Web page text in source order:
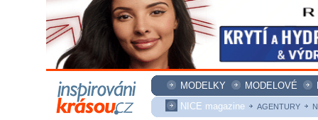
MODELKY MODELOVÉ
NICE magazine
AGENTURY